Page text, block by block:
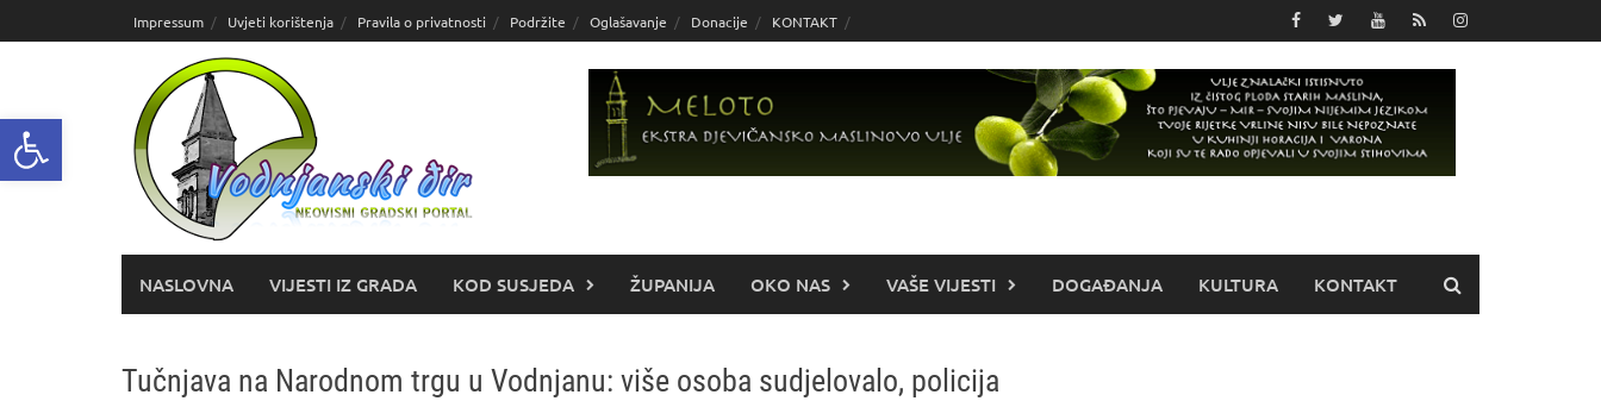
Open toolbar
do
Impressum Uvjeti korištenja Pravila o privatnosti Podržite Oglašavanje Donacije KONTAKT
NASLOVNA VIJESTI IZ GRADA KOD SUSJEDA ŽUPANIJA OKO NAS VAŠE VIJESTI DOGAĐANJA KULTURA KONTAKT
Tučnjava na Narodnom trgu u Vodnjanu: više osoba sudjelovalo, policija